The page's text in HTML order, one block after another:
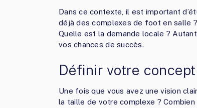
Dans ce contexte, il est important
déjà des complexes de foot en salle
Quelle est la demande locale ?
vos chances de succès.
Définir votre concept
Une fois que vous avez une vision
la taille de votre complexe ?